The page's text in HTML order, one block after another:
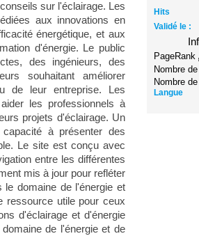
sur l'éclairage. Les
aux innovations en
énergétique, et aux
d'énergie. Le public
des ingénieurs, des
souhaitant améliorer
de leur entreprise. Les
les professionnels à
projets d'éclairage. Un
à présenter des
Le site est conçu avec
entre les différentes
mis à jour pour refléter
le domaine de l'énergie et
ressource utile pour ceux
d'éclairage et d'énergie
de l'énergie et de
Hits
Validé le :
PageRank
Nombre
Nombre
Langue